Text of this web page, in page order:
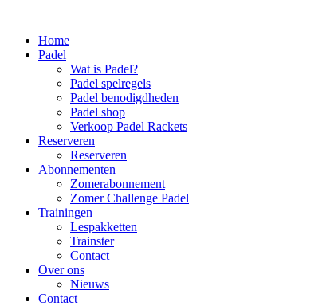
Home
Padel
Wat is Padel?
Padel spelregels
Padel benodigdheden
Padel shop
Verkoop Padel Rackets
Reserveren
Reserveren
Abonnementen
Zomerabonnement
Zomer Challenge Padel
Trainingen
Lespakketten
Trainster
Contact
Over ons
Nieuws
Contact